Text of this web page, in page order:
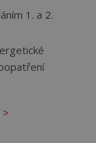
1. a 2.